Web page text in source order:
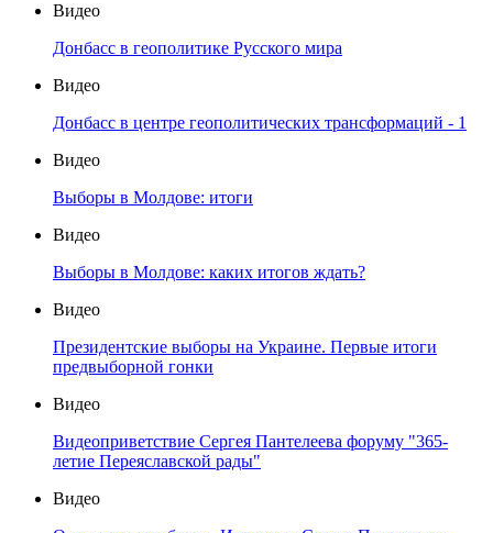
Видео
Донбасс в геополитике Русского мира
Видео
Донбасс в центре геополитических трансформаций - 1
Видео
Выборы в Молдове: итоги
Видео
Выборы в Молдове: каких итогов ждать?
Видео
Президентские выборы на Украине. Первые итоги
предвыборной гонки
Видео
Видеоприветствие Сергея Пантелеева форуму "365-
летие Переяславской рады"
Видео